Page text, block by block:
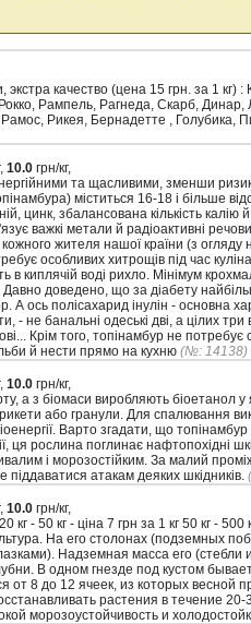
качество (цена 15 грн. за 1
Рампель, Рагнеда, Скарб,
Рикея, Бернадетте , Голубика,
10.0 грн/кг,
та щасливими, зменши
міститься 16-18 і більше
цинк, збалансована кількість калію
важкі метали й радіоактивні
жителя нашої країни (з
особливих хитрощів під час
в киплячій воді рихло. Мінімум
доведено, що за діабету
ось полісахарид інулін - основна
не банальні одеські дві, а цілих
Крім того, топінамбур не
й нести прямо на кухню (№: 14138)
10.0 грн/кг,
а з біомаси виробляють біоетанол
або гранули. Для спалювання
Варто згадати, що
ця рослина поглинає нафтопохідні
і морозостійким. За малий
атакам деяких шкідників.
10.0 грн/кг,
кг - 50 кг - ціна 7 грн за 1 кг 50 кг -
На его столонах (подземных
Надземная масса его (стебли
В одном гнезде под кустом
от 8 до 12 ячеек, из которых
растения в течение
морозоустойчивость и